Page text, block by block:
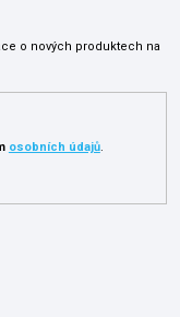
o nových produktech na
osobních údajů.